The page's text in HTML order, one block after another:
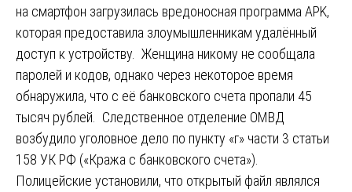
на смартфон загрузилась вредоносная программа APK,
которая предоставила злоумышленникам удалённый
доступ к устройству. Женщина никому не сообщала
паролей и кодов, однако через некоторое время
обнаружила, что с её банковского счета пропали 45
тысяч рублей. Следственное отделение ОМВД
возбудило уголовное дело по пункту «г» части 3 статьи
158 УК РФ («Кража с банковского счета»).
Полицейские установили, что открытый файл являлся